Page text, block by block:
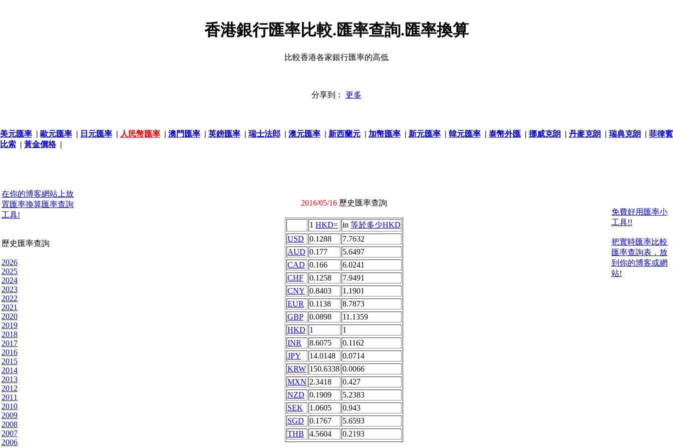
香港銀行匯率比較.匯率查詢.匯率換算
比較香港各家銀行匯率的高低
分享到： 更多
美元匯率 | 歐元匯率 | 日元匯率 | 人民幣匯率 | 澳門匯率 | 英鎊匯率 | 瑞士法郎 | 澳元匯率 | 新西蘭元 | 加幣匯率 | 新元匯率 | 韓元匯率 | 泰幣外匯 | 挪威克朗 | 丹麥克朗 | 瑞典克朗 | 菲律賓
比索 | 黃金價格|
在你的博客網站上放
置匯率換算匯率查詢
工具!
歷史匯率查詢
2026
2025
2024
2023
2022
2021
2020
2019
2018
2017
2016
2015
2014
2013
2012
2011
2010
2009
2008
2007
2006
2016/05/16 歷史匯率查詢
1 HKD= in 等於多少HKD
USD
0.1288
7.7632
AUD 0.177
5.6497
CAD 0.166
6.0241
CHF
0.1258
7.9491
CNY 0.8403
1.1901
EUR
0.1138
8.7873
GBP
0.0898
11.1359
HKD 1
1
INR
8.6075
0.1162
JPY
14.0148
0.0714
KRW 150.6338 0.0066
MXN 2.3418
0.427
NZD
0.1909
5.2383
SEK
1.0605
0.943
SGD
0.1767
5.6593
THB
4.5604 0.2193
免費好用匯率小
工具!!
把實時匯率比較
匯率查詢表，放
到你的博客或網
站!